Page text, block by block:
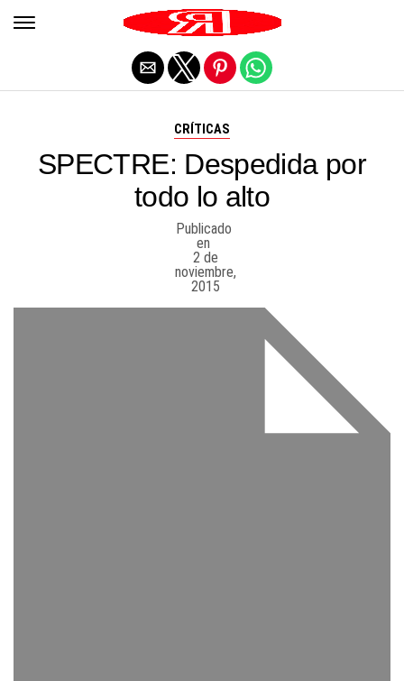
CRÍTICAS
SPECTRE: Despedida por
todo lo alto
Publicado
en
2 de
noviembre,
2015
Salir de la versión móvil